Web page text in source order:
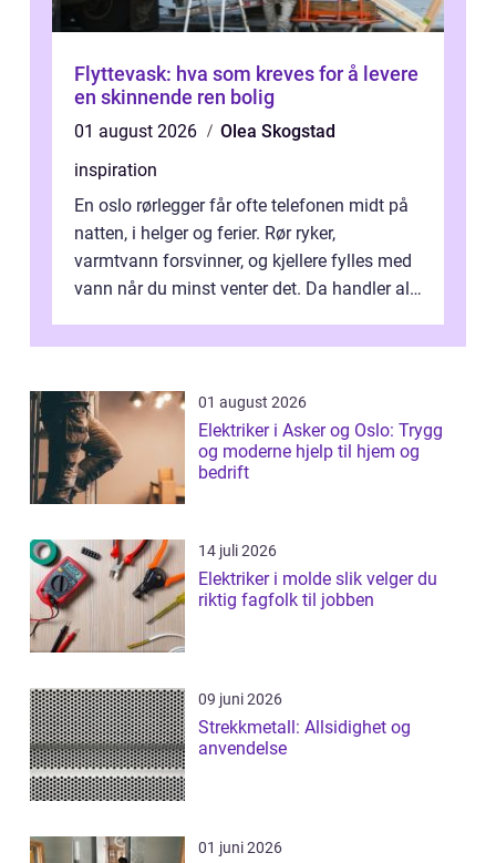
Flyttevask: hva som kreves for å levere
en skinnende ren bolig
01 august 2026
Olea Skogstad
inspiration
En oslo rørlegger får ofte telefonen midt på
natten, i helger og ferier. Rør ryker,
varmtvann forsvinner, og kjellere fylles med
vann når du minst venter det. Da handler alt
01 august 2026
Elektriker i Asker og Oslo: Trygg
og moderne hjelp til hjem og
bedrift
14 juli 2026
Elektriker i molde slik velger du
riktig fagfolk til jobben
09 juni 2026
Strekkmetall: Allsidighet og
anvendelse
01 juni 2026